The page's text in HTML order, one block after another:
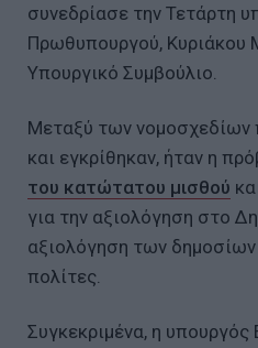
συνεδρίασε την Τετάρτη
Πρωθυπουργού, Κυριάκου
Υπουργικό Συμβούλιο.
Μεταξύ των νομοσχεδίων
και εγκρίθηκαν, ήταν η
του κατώτατου μισθού
για την αξιολόγηση στο
αξιολόγηση των
πολίτες.
Συγκεκριμένα, η υπουργός